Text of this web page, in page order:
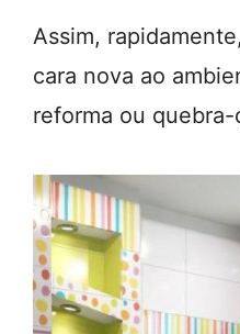
Assim,
cara nova ao
reforma ou quebra-